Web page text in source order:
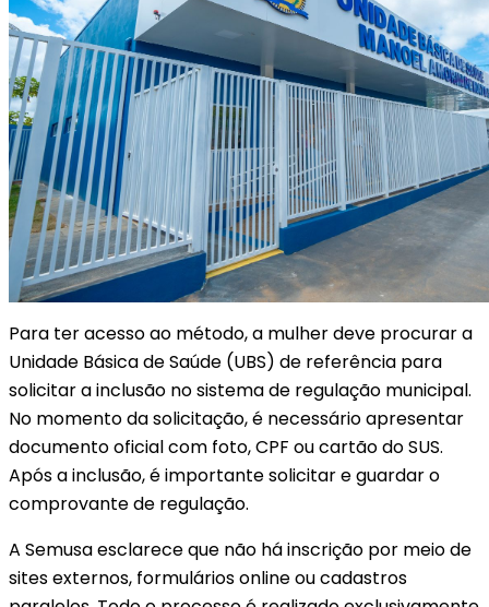
Para ter acesso ao método, a mulher deve procurar a
Unidade Básica de Saúde (UBS) de referência para
solicitar a inclusão no sistema de regulação municipal.
No momento da solicitação, é necessário apresentar
documento oficial com foto, CPF ou cartão do SUS.
Após a inclusão, é importante solicitar e guardar o
comprovante de regulação.
A Semusa esclarece que não há inscrição por meio de
sites externos, formulários online ou cadastros